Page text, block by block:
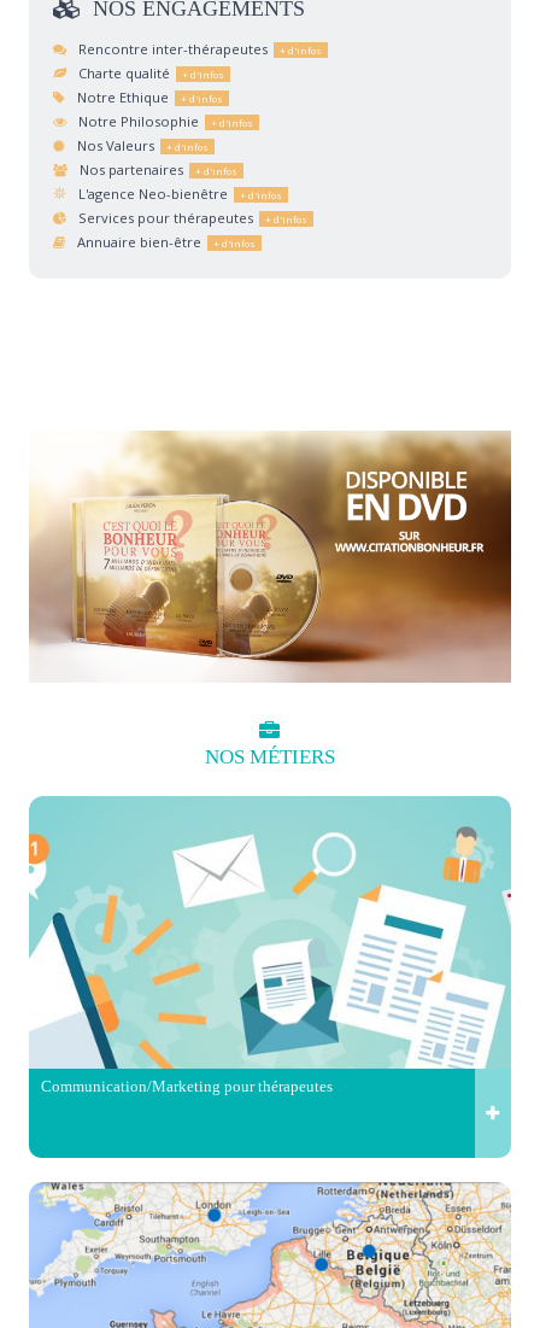
NOS ENGAGEMENTS
Rencontre inter-thérapeutes
Charte qualité
Notre Ethique
Notre Philosophie
Nos Valeurs
Nos partenaires
L'agence Neo-bienêtre
Services pour thérapeutes
Annuaire bien-être
NOS MÉTIERS
Communication/Marketing pour thérapeutes